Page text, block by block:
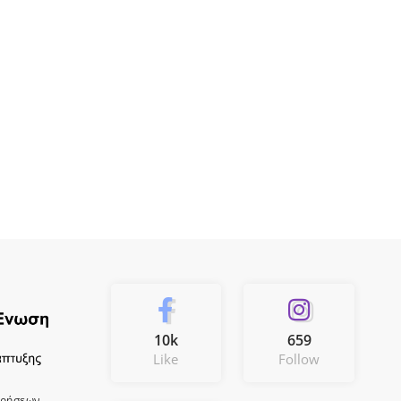
10k
Like
659
Follow